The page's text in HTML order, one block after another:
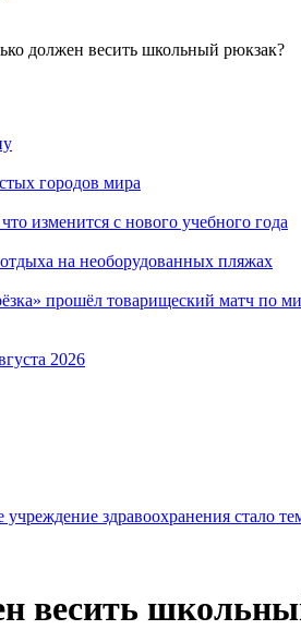
должен весить школьный рюкзак?
городов мира
изменится с нового учебного года
на необорудованных пляжах
прошёл товарищеский матч по
2026
здравоохранения стало
весить